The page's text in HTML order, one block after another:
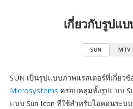
เกี่ยวกับรูปแ
SUN MTV
SUN เป็นรูปแบบภาพแรสเตอร์ที่เกี่ยวข้
Microsystems ครอบคลุมทั้งรูปแบบ
แบบ Sun Icon ที่ใช้สำหรับไอคอนระบ